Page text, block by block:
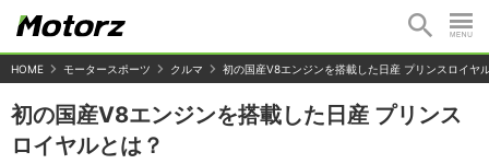
HOME モータースポーツ クルマ 初の国産V8エンジンを搭載した日産 プリンスロイヤ
初の国産V8エンジンを搭載した日産 プリンス
ロイヤルとは？